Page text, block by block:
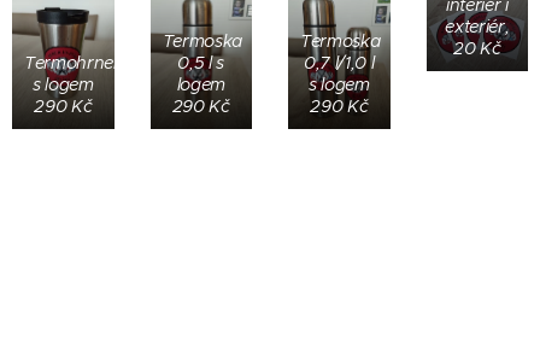
Termohrnek
s logem
290 Kč
Termoska
0,5 l s
logem
290 Kč
Termoska
0,7 l/1,0 l
s logem
290 Kč
interiér i
exteriér,
20 Kč